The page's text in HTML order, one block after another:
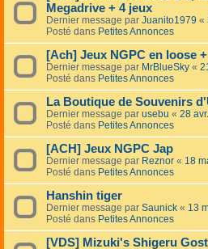
Megadrive + 4 jeux
Dernier message par Juanito1979 «
Posté dans Petites Annonces
[Ach] Jeux NGPC en loose
Dernier message par MrBlueSky «
Posté dans Petites Annonces
La Boutique de Souvenirs
Dernier message par usebu « 28
Posté dans Petites Annonces
[ACH] Jeux NGPC Jap
Dernier message par Reznor « 18
Posté dans Petites Annonces
Hanshin tiger
Dernier message par Saunick « 13
Posté dans Petites Annonces
[VDS] Mizuki's Shigeru